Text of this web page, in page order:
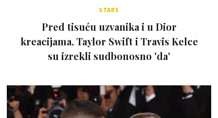
STARS
Pred tisuću uzvanika i u Dior
kreacijama, Taylor Swift i Travis Kelce
su izrekli sudbonosno 'da'